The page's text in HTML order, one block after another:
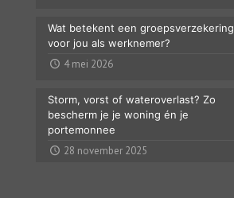
Wat betekent een groepsverzekering
voor jou als werknemer?
4 mei 2026
Storm, vorst of wateroverlast? Zo
bescherm je je woning én je
portemonnee
28 november 2025